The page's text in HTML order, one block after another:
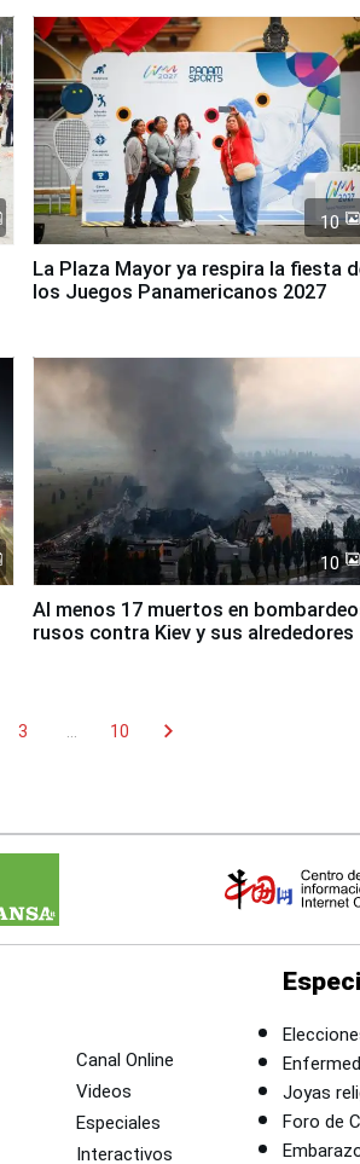
10
La Plaza Mayor ya respira la fiesta
los Juegos Panamericanos 2027
10
Al menos 17 muertos en
rusos contra Kiev y sus alrededores
3 10 chevron_right
Canal Online
Videos
Especiales
Interactivos
Joyas
Foro de